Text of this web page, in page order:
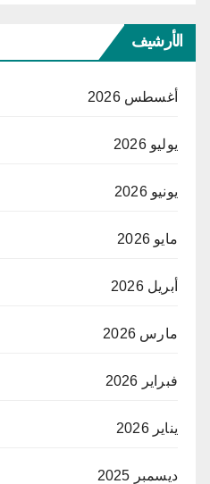
الأرشيف
أغسطس 2026
يوليو 2026
يونيو 2026
مايو 2026
أبريل 2026
مارس 2026
فبراير 2026
يناير 2026
ديسمبر 2025